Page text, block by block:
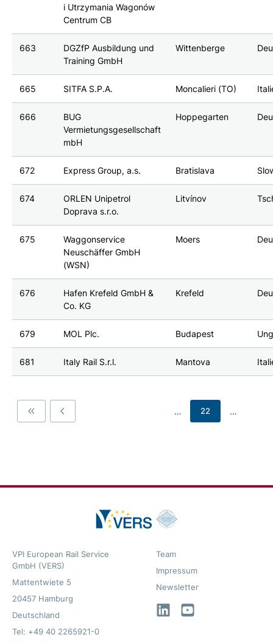
i Utrzymania Wagonów
Centrum CB
663
DGZfP Ausbildung und
Training GmbH
Wittenberge
665 SITFA S.P.A. Moncalieri (TO)
666
BUG
Vermietungsgesellschaft
mbH
Hoppegarten
672 Express Group, a.s. Bratislava
674
ORLEN Unipetrol
Doprava s.r.o.
Litvínov
675
Waggonservice
Neuschäffer GmbH
(WSN)
Moers
676
Hafen Krefeld GmbH &
Co. KG
Krefeld
679 MOL Plc. Budapest
681 Italy Rail S.r.l. Mantova
First Previous
… 22 …
VPI European Rail Service
GmbH (VERS)
Mattentwiete 5
20457 Hamburg
Deutschland
Tel: +49 40 2265921-0
Team
Impressum
Newsletter
LinkedInYouTube